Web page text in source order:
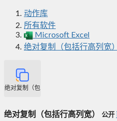
动作库
所有软件
Microsoft Excel
绝对复制（包括行高列宽）
绝对复制（包括行高列宽）
绝对复制（包括行高列宽） 公开